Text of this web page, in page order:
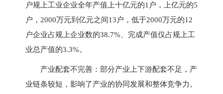
户规上工业企业全年产值上十亿元的1户，上亿元的5
户，2000万元到亿元之间13户，低于2000万元的12
户企业占规上企业数的38.7%、完成产值仅占规上工
业总产值的3.3%。
产业配套不完善：部分产业上下游配套不足，产
业链条较短，影响了产业的协同发展和整体竞争力。